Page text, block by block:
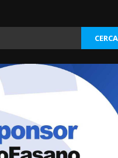
Cura dei beni comuni e
cittadinanza attiva: online
l’avviso per la gestione
condivisa della Villetta di
Laureto
6 Agosto 2026 06:20